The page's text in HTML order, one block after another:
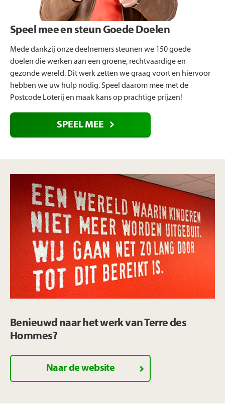
Speel mee en steun Goede Doelen
Mede dankzij onze deelnemers steunen we 150 goede
doelen die werken aan een groene, rechtvaardige en
gezonde wereld. Dit werk zetten we graag voort en hiervoor
hebben we uw hulp nodig. Speel daarom mee met de
Postcode Loterij en maak kans op prachtige prijzen!
SPEEL MEE
Benieuwd naar het werk van Terre des
Hommes?
Naar de website